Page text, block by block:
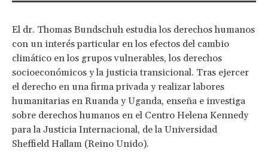
El dr. Thomas Bundschuh estudia los derechos humanos
con un interés particular en los efectos del cambio
climático en los grupos vulnerables, los derechos
socioeconómicos y la justicia transicional. Tras ejercer
el derecho en una firma privada y realizar labores
humanitarias en Ruanda y Uganda, enseña e investiga
sobre derechos humanos en el Centro Helena Kennedy
para la Justicia Internacional, de la Universidad
Sheffield Hallam (Reino Unido).